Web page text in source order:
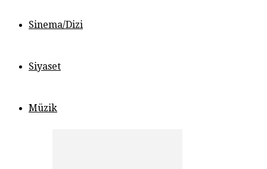
Sinema/Dizi
Siyaset
Müzik